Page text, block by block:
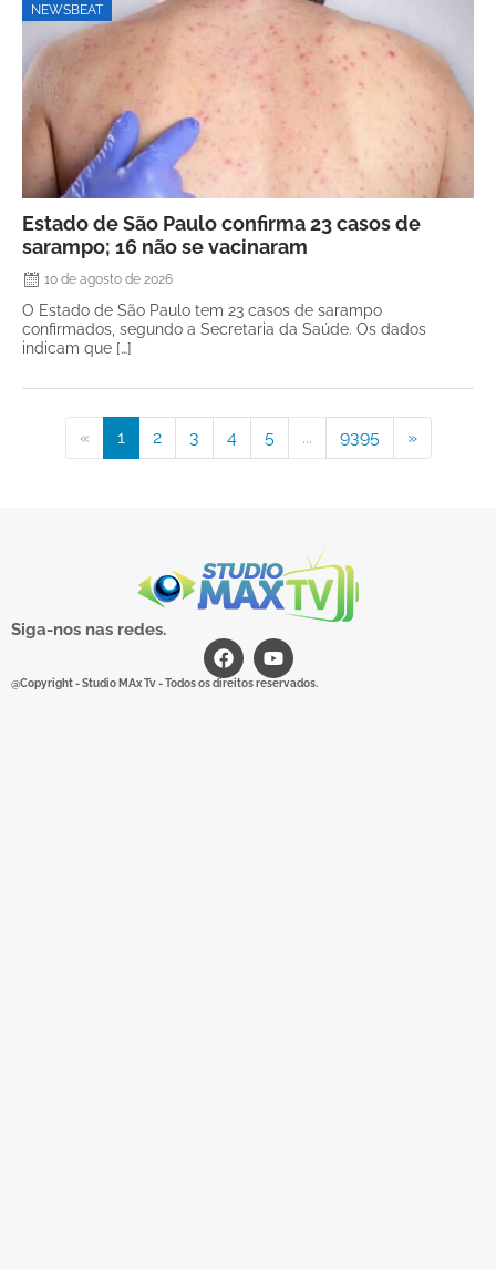
NEWSBEAT
Estado de São Paulo confirma 23 casos de
sarampo; 16 não se vacinaram
10 de agosto de 2026
O Estado de São Paulo tem 23 casos de sarampo
confirmados, segundo a Secretaria da Saúde. Os dados
indicam que […]
« 1 2 3 4 5 ... 9395 »
Siga-nos nas redes.
@Copyright - Studio MAx Tv - Todos os direitos reservados.